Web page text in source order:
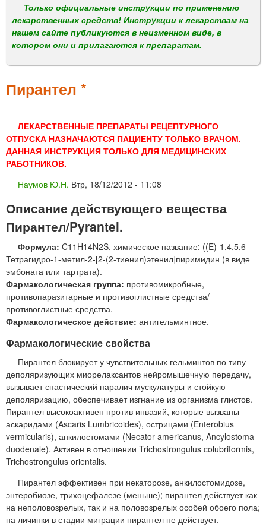
м
е
н
Только официальные инструкции по применению
лекарственных средств! Инструкции к лекарствам на
нашем сайте публикуются в неизменном виде, в
котором они и прилагаются к препаратам.
Пирантел *
ЛЕКАРСТВЕННЫЕ ПРЕПАРАТЫ РЕЦЕПТУРНОГО
ОТПУСКА НАЗНАЧАЮТСЯ ПАЦИЕНТУ ТОЛЬКО ВРАЧОМ.
ДАННАЯ ИНСТРУКЦИЯ ТОЛЬКО ДЛЯ МЕДИЦИНСКИХ
РАБОТНИКОВ.
Наумов Ю.Н. Втр, 18/12/2012 - 11:08
Описание действующего вещества
Пирантел/Pyrantel.
Формула: C11H14N2S, химическое название: ((E)-1,4,5,6-
Тетрагидро-1-метил-2-[2-(2-тиенил)этенил]пиримидин (в виде
эмбоната или тартрата).
Фармакологическая группа: противомикробные,
противопаразитарные и противоглистные средства/
противоглистные средства.
Фармакологическое действие: антигельминтное.
Фармакологические свойства
Пирантел блокирует у чувствительных гельминтов по типу
деполяризующих миорелаксантов нейромышечную передачу,
вызывает спастический паралич мускулатуры и стойкую
деполяризацию, обеспечивает изгнание из организма глистов.
Пирантел высокоактивен против инвазий, которые вызваны
аскаридами (Ascaris Lumbricoides), острицами (Enterobius
vermicularis), анкилостомами (Necator americanus, Ancylostoma
duodenale). Активен в отношении Trichostrongulus colubriformis,
Trichostrongulus orientalis.
Пирантел эффективен при некаторозе, анкилостомидозе,
энтеробиозе, трихоцефалезе (меньше); пирантел действует как
на неполовозрелых, так и на половозрелых особей обоего пола;
на личинки в стадии миграции пирантел не действует.